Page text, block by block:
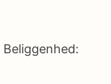
Beliggenhed: